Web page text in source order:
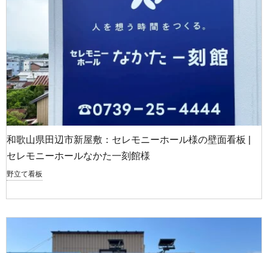
和歌山県田辺市新屋敷：セレモニーホール様の壁面看板 |
セレモニーホールなかた一刻館様
野立て看板